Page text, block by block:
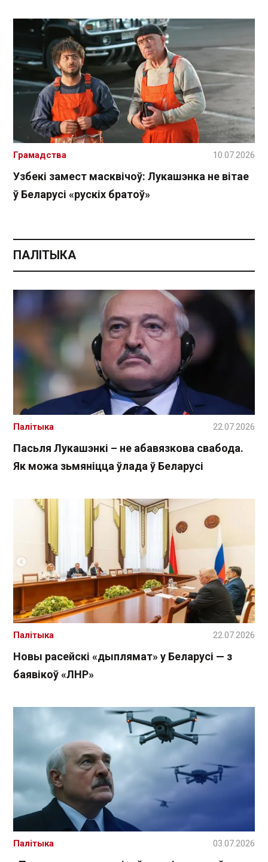
Узбекі замест масквічоў: Лукашэнка не вітае
ў Беларусі «рускіх братоў»
Грамадства 10.07.2026
ПАЛІТЫКА
Пасьля Лукашэнкі – не абавязкова свабода.
Як можа зьмяніцца ўлада ў Беларусі
Палітыка 22.07.2026
Новы расейскі «дыплямат» у Беларусі — з
баявікоў «ЛНР»
Палітыка 22.07.2026
Палітыка 03.07.2026